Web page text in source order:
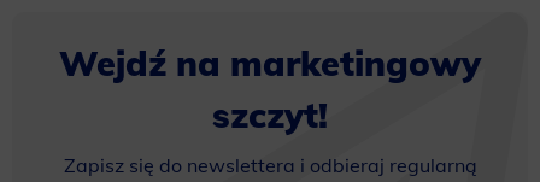
Wejdź na marketingowy
szczyt!
Zapisz się do newslettera i odbieraj regularną